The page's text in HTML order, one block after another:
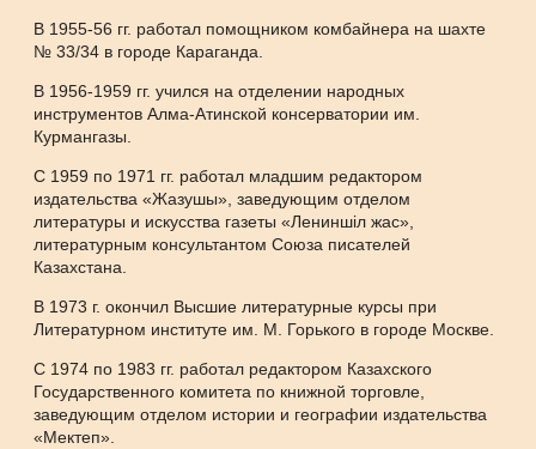
В 1955-56 гг. работал помощником комбайнера на шахте
№ 33/34 в городе Караганда.
В 1956-1959 гг. учился на отделении народных
инструментов Алма-Атинской консерватории им.
Курмангазы.
С 1959 по 1971 гг. работал младшим редактором
издательства «Жазушы», заведующим отделом
литературы и искусства газеты «Лениншіл жас»,
литературным консультантом Союза писателей
Казахстана.
В 1973 г. окончил Высшие литературные курсы при
Литературном институте им. М. Горького в городе Москве.
С 1974 по 1983 гг. работал редактором Казахского
Государственного комитета по книжной торговле,
заведующим отделом истории и географии издательства
«Мектеп».